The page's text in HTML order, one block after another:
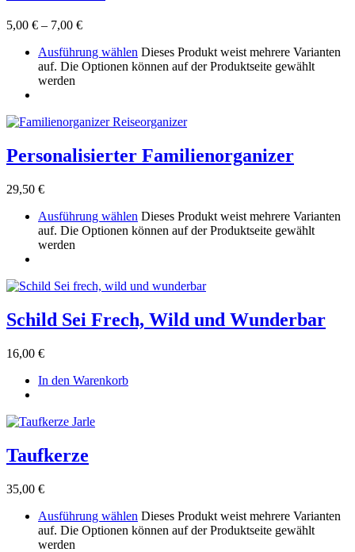
5,00 € – 7,00 €
Ausführung wählen Dieses Produkt weist mehrere Varianten
auf. Die Optionen können auf der Produktseite gewählt
werden
Personalisierter Familienorganizer
29,50 €
Ausführung wählen Dieses Produkt weist mehrere Varianten
auf. Die Optionen können auf der Produktseite gewählt
werden
Schild Sei Frech, Wild und Wunderbar
16,00 €
In den Warenkorb
Taufkerze
35,00 €
Ausführung wählen Dieses Produkt weist mehrere Varianten
auf. Die Optionen können auf der Produktseite gewählt
werden